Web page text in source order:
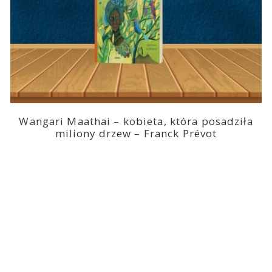
Wangari Maathai – kobieta, która posadziła
miliony drzew – Franck Prévot